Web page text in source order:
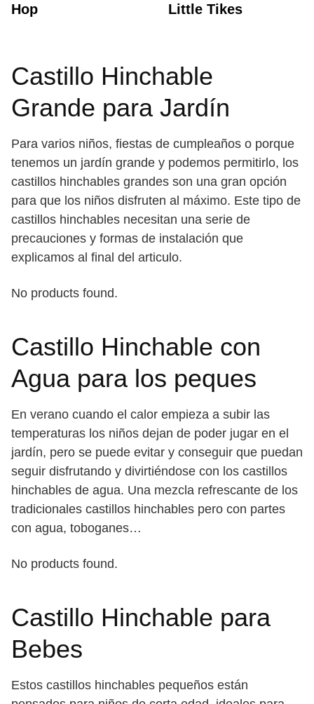
Hop
Little Tikes
Castillo Hinchable
Grande para Jardín
Para varios niños, fiestas de cumpleaños o porque
tenemos un jardín grande y podemos permitirlo, los
castillos hinchables grandes son una gran opción
para que los niños disfruten al máximo. Este tipo de
castillos hinchables necesitan una serie de
precauciones y formas de instalación que
explicamos al final del articulo.
No products found.
Castillo Hinchable con
Agua para los peques
En verano cuando el calor empieza a subir las
temperaturas los niños dejan de poder jugar en el
jardín, pero se puede evitar y conseguir que puedan
seguir disfrutando y divirtiéndose con los castillos
hinchables de agua. Una mezcla refrescante de los
tradicionales castillos hinchables pero con partes
con agua, toboganes…
No products found.
Castillo Hinchable para
Bebes
Estos castillos hinchables pequeños están